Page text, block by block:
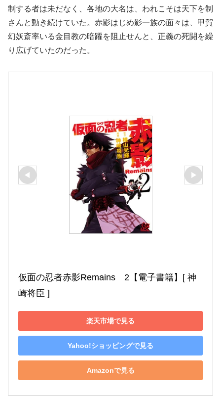
制する者は未だなく、各地の大名は、われこそは天下を制
さんと動き続けていた。赤影はじめ影一族の面々は、甲賀
幻妖斎率いる金目教の暗躍を阻止せんと、正義の死闘を繰
り広げていたのだった。
仮面の忍者赤影Remains　2【電子書籍】[ 神
崎将臣 ]
楽天市場で見る
Yahoo!ショッピングで見る
Amazonで見る